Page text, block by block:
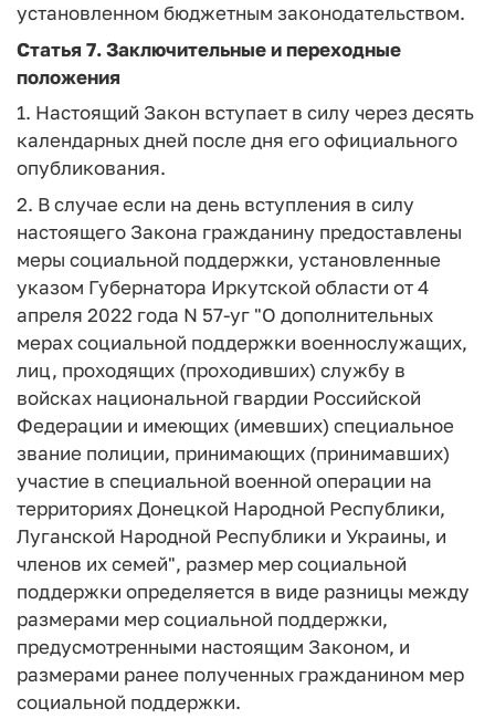
установленном бюджетным законодательством.
Статья 7.Заключительные и переходные
положения
1. Настоящий Закон вступает в силу через десять
календарных дней после дня его официального
опубликования.
2. В случае если на день вступления в силу
настоящего Закона гражданину предоставлены
меры социальной поддержки, установленные
указом Губернатора Иркутской области от 4
апреля 2022 года N 57-уг "О дополнительных
мерах социальной поддержки военнослужащих,
лиц, проходящих (проходивших) службу в
войсках национальной гвардии Российской
Федерации и имеющих (имевших) специальное
звание полиции, принимающих (принимавших)
участие в специальной военной операции на
территориях Донецкой Народной Республики,
Луганской Народной Республики и Украины, и
членов их семей", размер мер социальной
поддержки определяется в виде разницы между
размерами мер социальной поддержки,
предусмотренными настоящим Законом, и
размерами ранее полученных гражданином мер
социальной поддержки.